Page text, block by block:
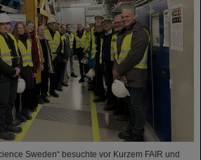
Sweden“ besuchte vor Kurzem FAIR und